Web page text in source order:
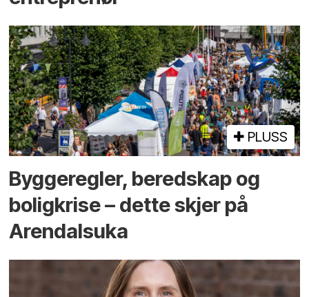
PLUSS
Bygge­regler, beredskap og
bolig­krise – dette skjer på
Arendals­uka